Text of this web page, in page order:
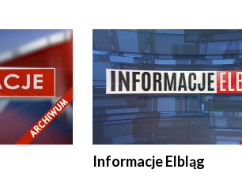
Informacje Elbląg